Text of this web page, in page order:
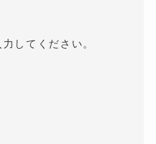
してください。